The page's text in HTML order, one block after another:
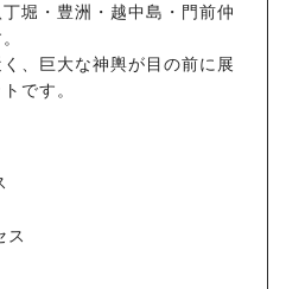
堀・豊洲・越中島・門前仲
、巨大な神輿が目の前に展
です。
ス